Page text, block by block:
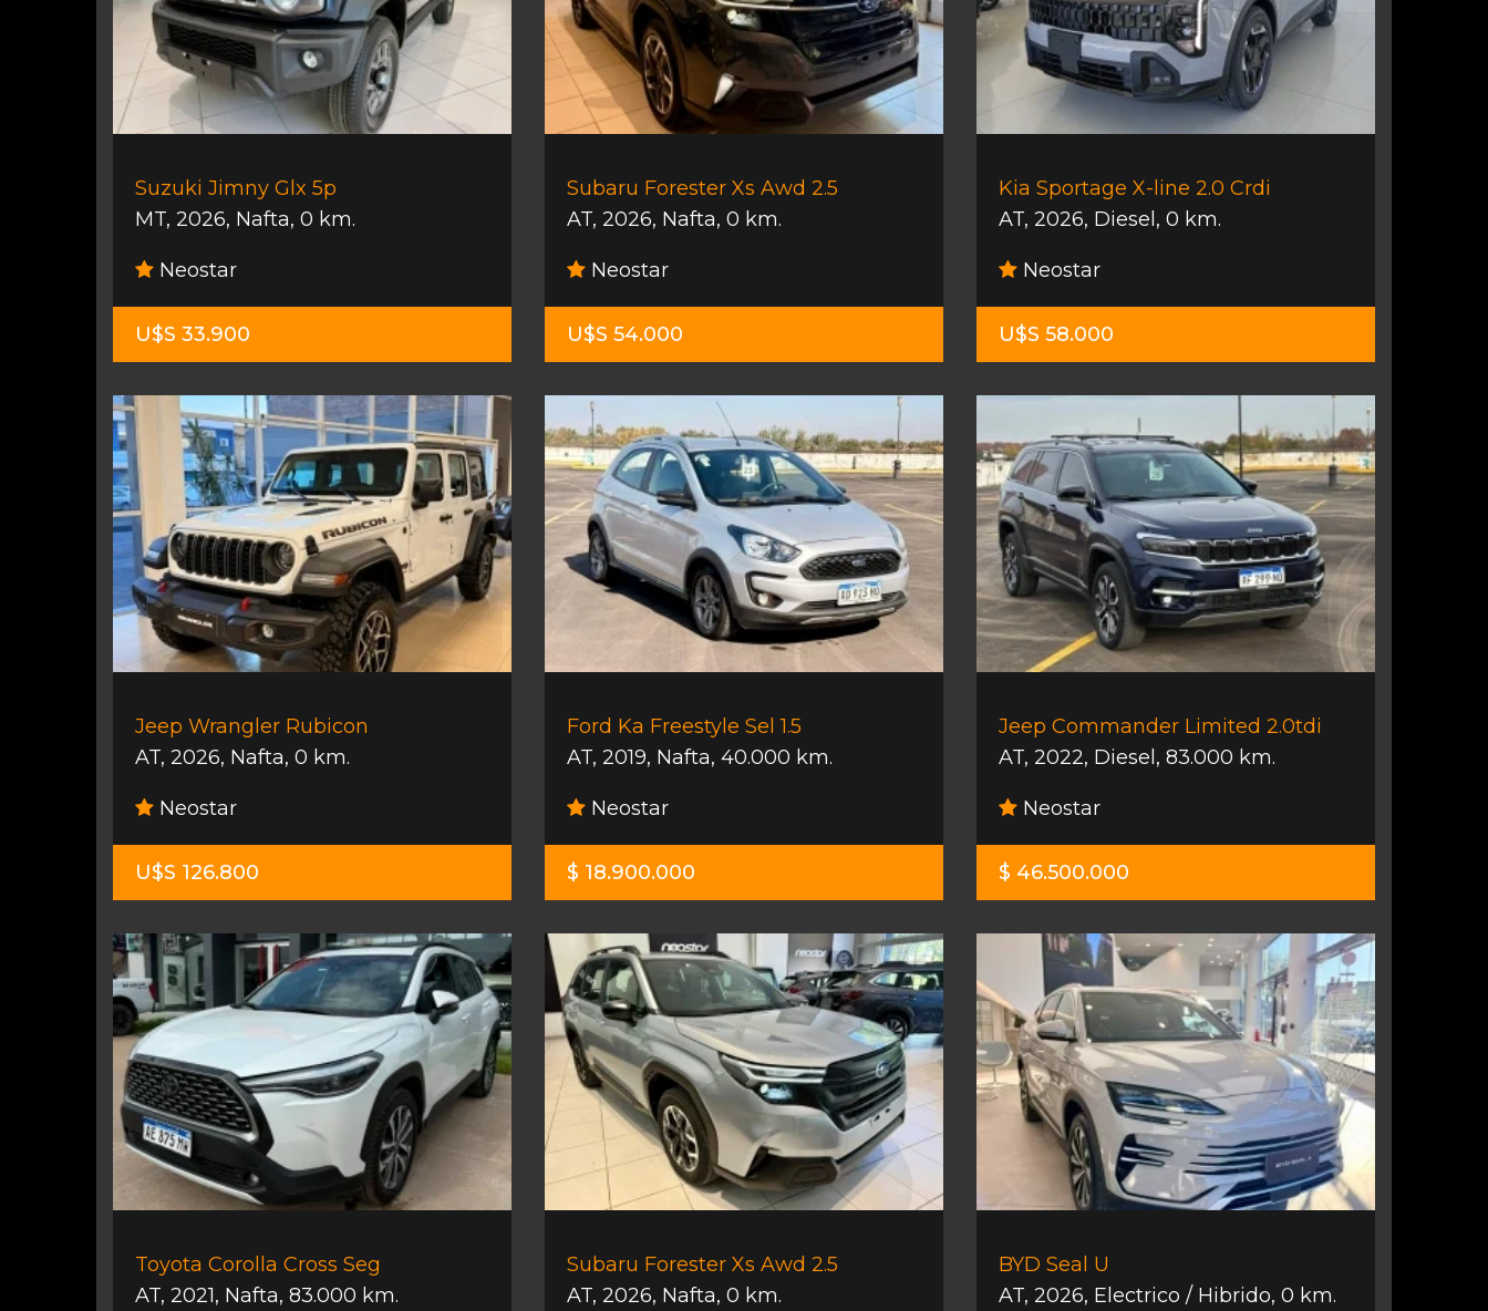
Suzuki Jimny Glx 5p
MT, 2026, Nafta, 0 km.
Neostar
U$S 33.900
Subaru Forester Xs Awd 2.5
AT, 2026, Nafta, 0 km.
Neostar
U$S 54.000
Kia Sportage X-line 2.0 Crdi
AT, 2026, Diesel , 0 km.
Neostar
U$S 58.000
Jeep Wrangler Rubicon
AT, 2026, Nafta, 0 km.
Neostar
U$S 126.800
Ford Ka Freestyle Sel 1.5
AT, 2019, Nafta, 40.000 km.
Neostar
$ 18.900.000
Jeep Commander Limited 2.0tdi
AT, 2022, Diesel , 83.000 km.
Neostar
$ 46.500.000
Toyota Corolla Cross Seg
AT, 2021, Nafta, 83.000 km.
Subaru Forester Xs Awd 2.5
AT, 2026, Nafta, 0 km.
BYD Seal U
AT, 2026, Electrico / Hibrido, 0 km.